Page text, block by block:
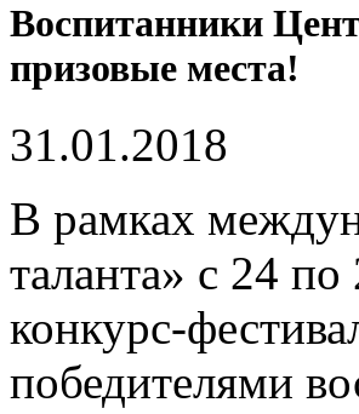
Воспитанники
призовые места!
31.01.2018
В рамках
таланта» с 24
конкурс-
победителями